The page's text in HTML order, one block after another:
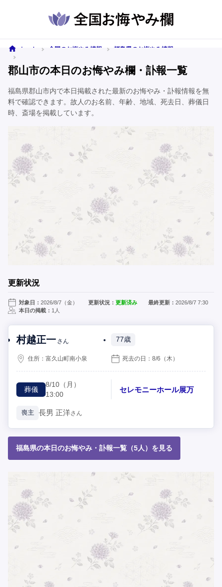
ホーム 全国のお悔やみ情報
福島県のお悔やみ情報
郡山市の本日のお悔やみ欄・訃報一覧
福島県郡山市内で本日掲載された最新のお悔やみ・訃報情報を無
料で確認できます。故人のお名前、年齢、地域、死去日、葬儀日
時、斎場を掲載しています。
更新状況
対象日： 2026/8/7（金） 更新状況：更新済み 最終更新： 2026/8/7 7:30
本日の掲載： 1人
村越正一 さん 77歳
住所：富久山町南小泉 死去の日：8/6 （木）
葬儀
8/10 （月）
13:00
セレモニーホール展万
喪主 長男 正洋さん
福島県の本日のお悔やみ・訃報一覧（5人）を見る